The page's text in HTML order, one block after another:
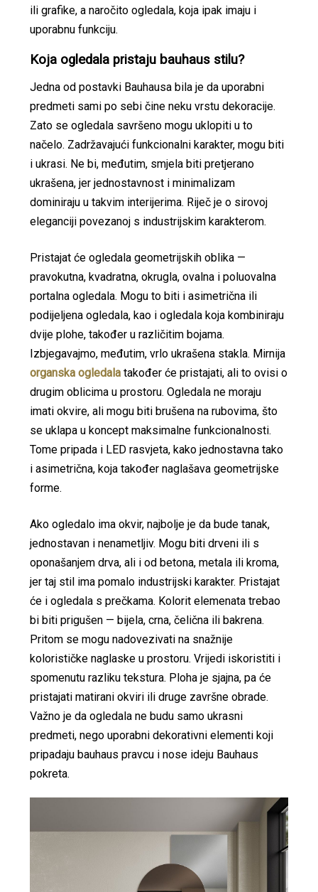
ili grafike, a naročito ogledala, koja ipak imaju i
uporabnu funkciju.
Koja ogledala pristaju bauhaus stilu?
Jedna od postavki Bauhausa bila je da uporabni
predmeti sami po sebi čine neku vrstu dekoracije.
Zato se ogledala savršeno mogu uklopiti u to
načelo. Zadržavajući funkcionalni karakter, mogu biti
i ukrasi. Ne bi, međutim, smjela biti pretjerano
ukrašena, jer jednostavnost i minimalizam
dominiraju u takvim interijerima. Riječ je o sirovoj
eleganciji povezanoj s industrijskim karakterom.
Pristajat će ogledala geometrijskih oblika —
pravokutna, kvadratna, okrugla, ovalna i poluovalna
portalna ogledala. Mogu to biti i asimetrična ili
podijeljena ogledala, kao i ogledala koja kombiniraju
dvije plohe, također u različitim bojama.
Izbjegavajmo, međutim, vrlo ukrašena stakla. Mirnija
organska ogledala također će pristajati, ali to ovisi o
drugim oblicima u prostoru. Ogledala ne moraju
imati okvire, ali mogu biti brušena na rubovima, što
se uklapa u koncept maksimalne funkcionalnosti.
Tome pripada i LED rasvjeta, kako jednostavna tako
i asimetrična, koja također naglašava geometrijske
forme.
Ako ogledalo ima okvir, najbolje je da bude tanak,
jednostavan i nenametljiv. Mogu biti drveni ili s
oponašanjem drva, ali i od betona, metala ili kroma,
jer taj stil ima pomalo industrijski karakter. Pristajat
će i ogledala s prečkama. Kolorit elemenata trebao
bi biti prigušen — bijela, crna, čelična ili bakrena.
Pritom se mogu nadovezivati na snažnije
kolorističke naglaske u prostoru. Vrijedi iskoristiti i
spomenutu razliku tekstura. Ploha je sjajna, pa će
pristajati matirani okviri ili druge završne obrade.
Važno je da ogledala ne budu samo ukrasni
predmeti, nego uporabni dekorativni elementi koji
pripadaju bauhaus pravcu i nose ideju Bauhaus
pokreta.